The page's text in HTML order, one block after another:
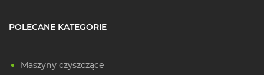
POLECANE KATEGORIE
Maszyny czyszczące